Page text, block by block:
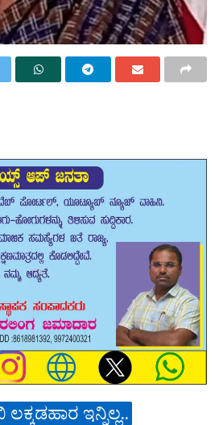
ಲಕ್ಕಡಹಾರ ಇನ್ನಿಲ್ಲ..